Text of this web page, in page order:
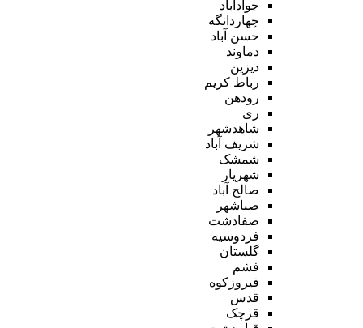
جوادآباد
چهاردانگه
حسن آباد
دماوند
دیزین
رباط کریم
رودهن
ری
شاهدشهر
شریف آباد
شمشک
شهریار
صالح آباد
صباشهر
صفادشت
فردوسیه
گلستان
فشم
فیروزکوه
قدس
قرچک